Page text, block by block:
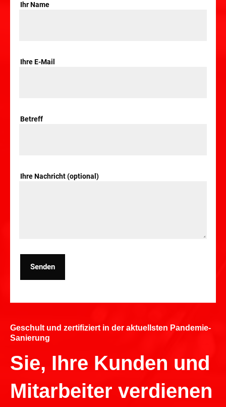
Ihr Name
Ihre E-Mail
Betreff
Ihre Nachricht (optional)
Senden
Geschult und zertifiziert in der aktuellsten Pandemie-
Sanierung
Sie, Ihre Kunden und
Mitarbeiter verdienen